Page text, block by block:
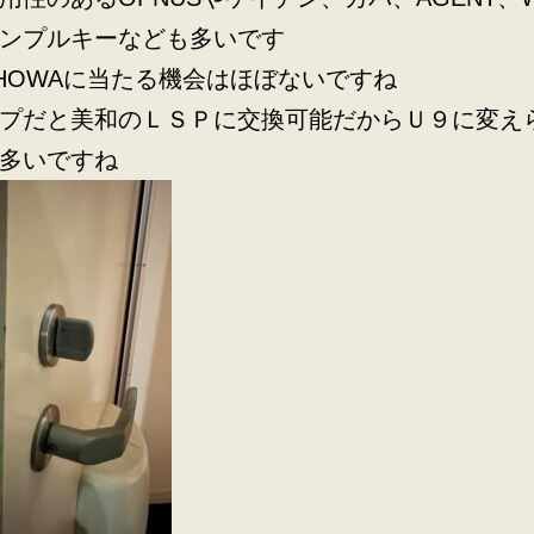
プルキーなども多いです
に当たる機会はほぼないですね
だと美和のＬＳＰに交換可能だからＵ９に変え
いですね